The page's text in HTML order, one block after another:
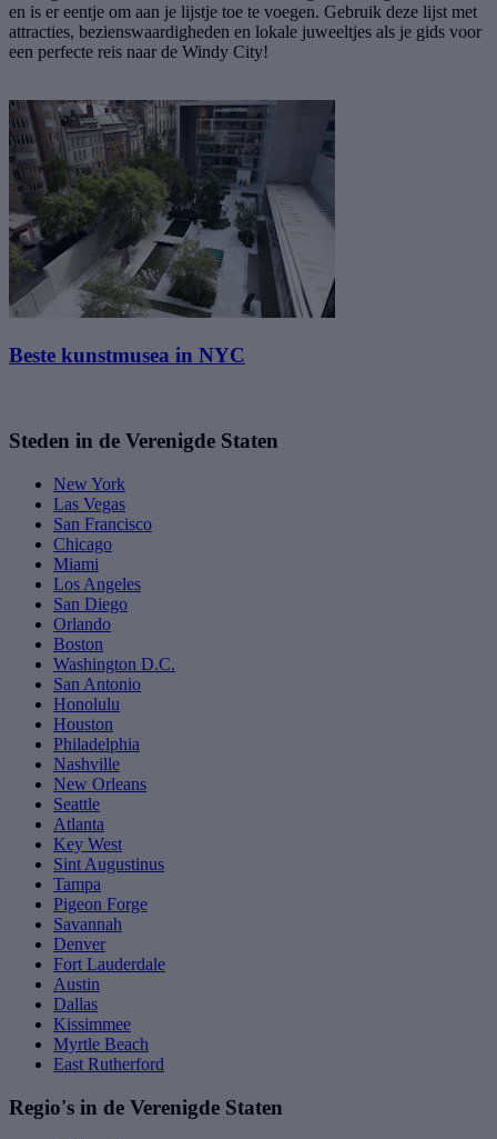
en is er eentje om aan je lijstje toe te voegen. Gebruik deze lijst met
attracties, bezienswaardigheden en lokale juweeltjes als je gids voor
een perfecte reis naar de Windy City!
Beste kunstmusea in NYC
Steden in de Verenigde Staten
New York
Las Vegas
San Francisco
Chicago
Miami
Los Angeles
San Diego
Orlando
Boston
Washington D.C.
San Antonio
Honolulu
Houston
Philadelphia
Nashville
New Orleans
Seattle
Atlanta
Key West
Sint Augustinus
Tampa
Pigeon Forge
Savannah
Denver
Fort Lauderdale
Austin
Dallas
Kissimmee
Myrtle Beach
East Rutherford
Regio's in de Verenigde Staten